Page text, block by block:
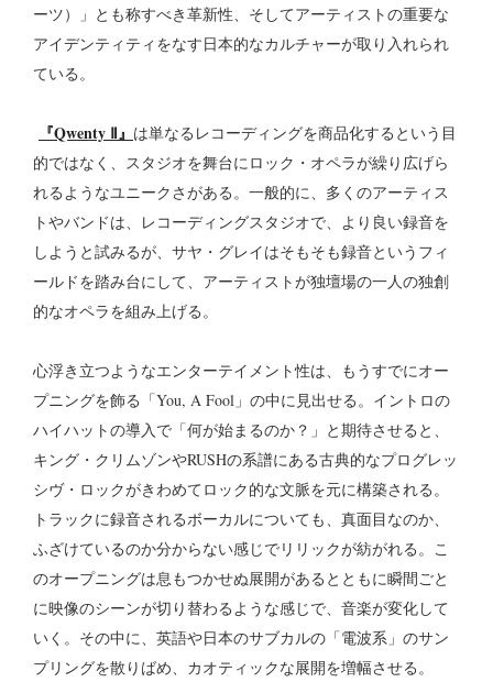
ーツ）」とも称すべき革新性、そしてアーティストの重要な
アイデンティティをなす日本的なカルチャーが取り入れられ
ている。
『Qwenty Ⅱ』 は単なるレコーディングを商品化するという目
的ではなく、スタジオを舞台にロック・オペラが繰り広げら
れるようなユニークさがある。一般的に、多くのアーティス
トやバンドは、レコーディングスタジオで、より良い録音を
しようと試みるが、サヤ・グレイはそもそも録音というフィ
ールドを踏み台にして、アーティストが独壇場の一人の独創
的なオペラを組み上げる。
心浮き立つようなエンターテイメント性は、もうすでにオー
プニングを飾る「You, A Fool」の中に見出せる。イントロの
ハイハットの導入で「何が始まるのか？」と期待させると、
キング・クリムゾンやRUSHの系譜にある古典的なプログレッ
シヴ・ロックがきわめてロック的な文脈を元に構築される。
トラックに録音されるボーカルについても、真面目なのか、
ふざけているのか分からない感じでリリックが紡がれる。こ
のオープニングは息もつかせぬ展開があるとともに瞬間ごと
に映像のシーンが切り替わるような感じで、音楽が変化して
いく。その中に、英語や日本のサブカルの「電波系」のサン
プリングを散りばめ、カオティックな展開を増幅させる。